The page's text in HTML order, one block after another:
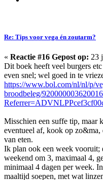
Re: Tips voor vega én zoutarm?
« Reactie #16 Gepost op: 23
Dit boek heeft veel burgers
even snel; wel goed in te
https://www.bol.com/nl/nl/p/
broodbeleg/
Misschien een suffe tip, maar
eventueel af, kook op
van eten.
Ik plan ook een week vooruit;
weekend om 3, maximaal 4,
minimaal 4 dagen per week.
maaltijd soepen, met wat